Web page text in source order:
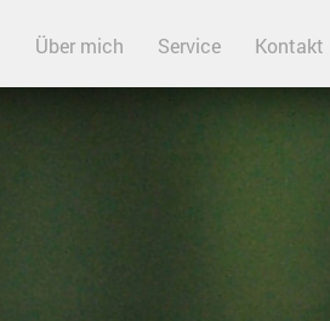
Über mich Service Kontakt